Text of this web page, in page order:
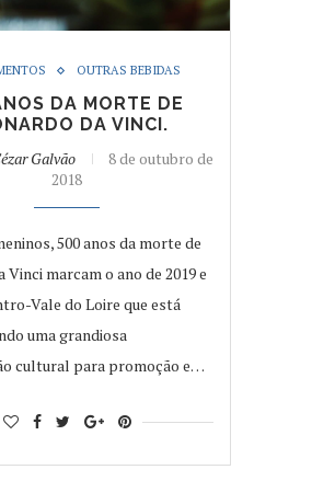
OUTRAS BEBIDAS
DA MORTE DE
DA VINCI.
Galvão
8 de outubro de
2018
500 anos da morte de
Vinci marcam o ano de 2019 e
Vale do Loire que está
uma grandiosa
cultural para promoção e…